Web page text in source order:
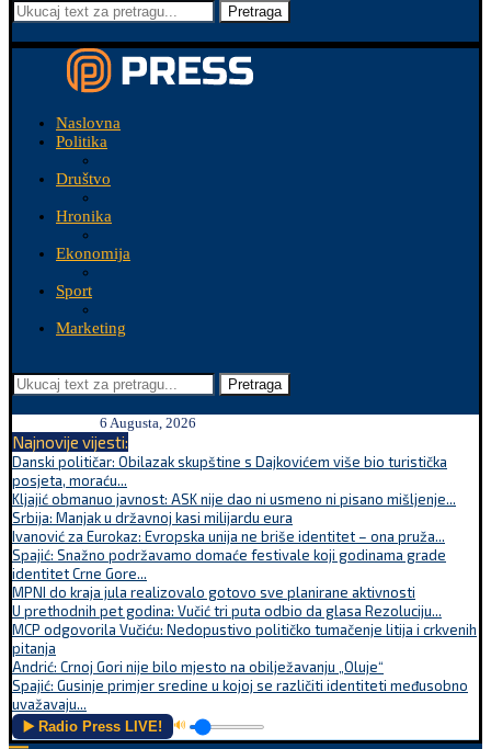
Pretraga
Naslovna
Politika
Društvo
Hronika
Ekonomija
Sport
Marketing
Pretraga
6 Augusta, 2026
Najnovije vijesti:
Danski političar: Obilazak skupštine s Dajkovićem više bio turistička
posjeta, moraću...
Kljajić obmanuo javnost: ASK nije dao ni usmeno ni pisano mišljenje...
Srbija: Manjak u državnoj kasi milijardu eura
Ivanović za Eurokaz: Evropska unija ne briše identitet – ona pruža...
Spajić: Snažno podržavamo domaće festivale koji godinama grade
identitet Crne Gore...
MPNI do kraja jula realizovalo gotovo sve planirane aktivnosti
U prethodnih pet godina: Vučić tri puta odbio da glasa Rezoluciju...
MCP odgovorila Vučiću: Nedopustivo političko tumačenje litija i crkvenih
pitanja
Andrić: Crnoj Gori nije bilo mjesto na obilježavanju „Oluje“
Spajić: Gusinje primjer sredine u kojoj se različiti identiteti međusobno
uvažavaju...
▶️ Radio Press LIVE! 🔊